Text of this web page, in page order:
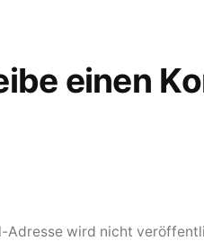
einen
Adresse wird nicht